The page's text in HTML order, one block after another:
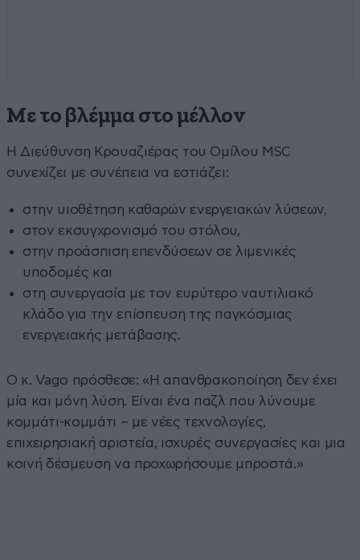
Με το βλέμμα στο μέλλον
Η Διεύθυνση Κρουαζιέρας του Ομίλου MSC
συνεχίζει με συνέπεια να εστιάζει:
στην υιοθέτηση καθαρών ενεργειακών λύσεων,
στον εκσυγχρονισμό του στόλου,
στην προάσπιση επενδύσεων σε λιμενικές
υποδομές και
στη συνεργασία με τον ευρύτερο ναυτιλιακό
κλάδο για την επίσπευση της παγκόσμιας
ενεργειακής μετάβασης.
Ο κ. Vago πρόσθεσε: «Η απανθρακοποίηση δεν έχει
μία και μόνη λύση. Είναι ένα παζλ που λύνουμε
κομμάτι-κομμάτι – με νέες τεχνολογίες,
επιχειρησιακή αριστεία, ισχυρές συνεργασίες και μια
κοινή δέσμευση να προχωρήσουμε μπροστά.»